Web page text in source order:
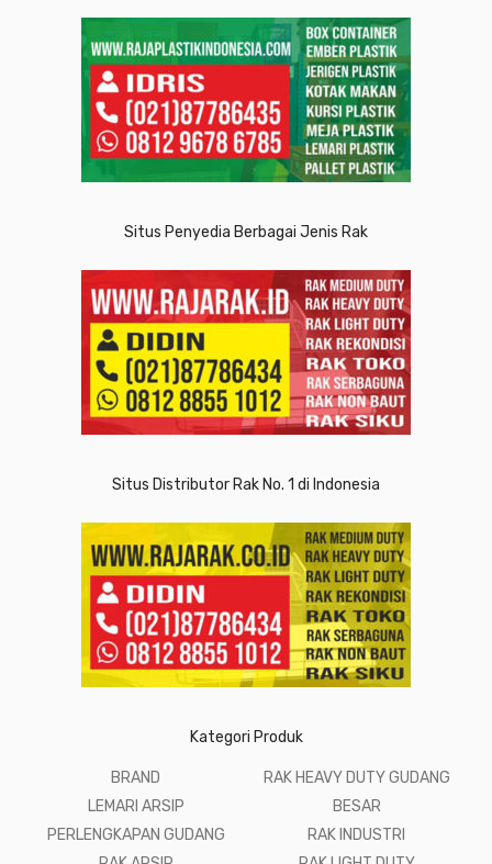
Situs Penyedia Berbagai Jenis Rak
Situs Distributor Rak No. 1 di Indonesia
Kategori Produk
BRAND
LEMARI ARSIP
PERLENGKAPAN GUDANG
RAK HEAVY DUTY GUDANG
BESAR
RAK INDUSTRI